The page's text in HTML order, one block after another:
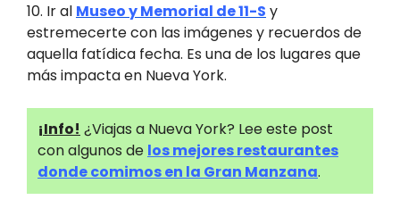
10. Ir al Museo y Memorial de 11-S y
estremecerte con las imágenes y recuerdos de
aquella fatídica fecha. Es una de los lugares que
más impacta en Nueva York.
¡Info! ¿Viajas a Nueva York? Lee este post
con algunos de los mejores restaurantes
donde comimos en la Gran Manzana.